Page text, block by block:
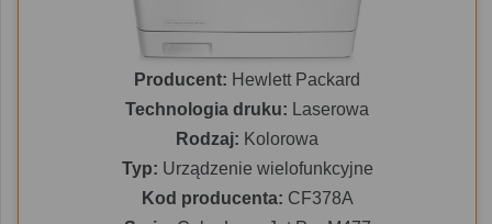
Producent: Hewlett Packard
Technologia druku: Laserowa
Rodzaj: Kolorowa
Typ: Urządzenie wielofunkcyjne
Kod producenta: CF378A